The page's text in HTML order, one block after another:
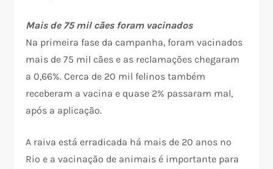
Mais de 75 mil cães foram vacinados
Na primeira fase da campanha, foram vacinados
mais de 75 mil cães e as reclamações chegaram
a 0,66%. Cerca de 20 mil felinos também
receberam a vacina e quase 2% passaram mal,
após a aplicação.
A raiva está erradicada há mais de 20 anos no
Rio e a vacinação de animais é importante para